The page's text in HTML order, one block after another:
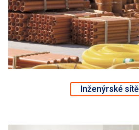
Inženýrské sítě